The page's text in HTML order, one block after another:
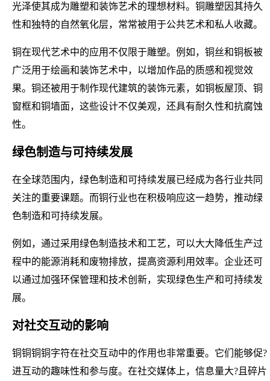
光泽使其成为雕塑和装饰艺术的理想材料。铜雕塑因其持久
性和独特的自然氧化层，常常被用于公共艺术和私人收藏。
铜在现代艺术中的应用不仅限于雕塑。例如，铜丝和铜板被
广泛用于绘画和装饰艺术中，以增加作品的质感和视觉效
果。铜还被用于制作现代建筑的装饰元素，如铜板屋顶、铜
窗框和铜墙面，这些设计不仅美观，还具有耐久性和抗腐蚀
性。
绿色制造与可持续发展
在全球范围内，绿色制造和可持续发展已经成为各行业共同
关注的重要课题。而铜行业也在积极响应这一趋势，推动绿
色制造和可持续发展。
例如，通过采用绿色制造技术和工艺，可以大大降低生产过
程中的能源消耗和废物排放，提高资源利用效率。企业还可
以通过加强环保管理和技术创新，实现绿色生产和可持续发
展。
对社交互动的影响
铜铜铜铜字符在社交互动中的作用也非常重要。它们能够促?
进互动的趣味性和参与度。在社交媒体上，信息量大?且碎片